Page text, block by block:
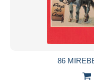
86